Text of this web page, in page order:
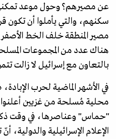
عن مصيرهم؟ وحول موعد
سكنهم، والتي يأملوا أن تكون
مصير المنطقة خلف الخط
هناك عدد من المجموعات
بالتعاون مع إسرائيل لا زالت
محلية مُسلحة من غزيين
"حماس" وعناصرها، في وقت
الإعلام الإسرائيلية والدولية،